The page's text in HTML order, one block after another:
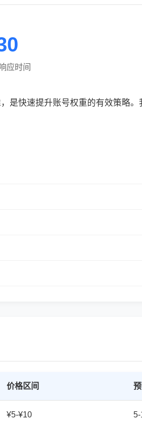
应时间
是快速提升账号权重的有效策略
价格区间
¥5-¥10 5-